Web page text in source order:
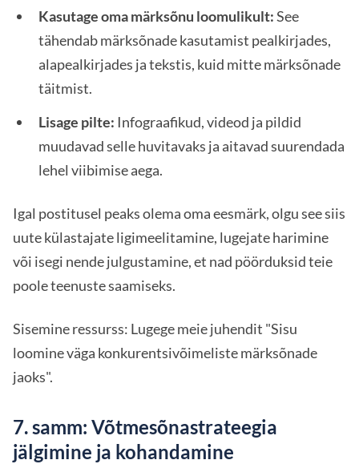
Kasutage oma märksõnu loomulikult:See
tähendab märksõnade kasutamist pealkirjades,
alapealkirjades ja tekstis, kuid mitte märksõnade
täitmist.
Lisage pilte: Infograafikud, videod ja pildid
muudavad selle huvitavaks ja aitavad suurendada
lehel viibimise aega.
Igal postitusel peaks olema oma eesmärk, olgu see siis
uute külastajate ligimeelitamine, lugejate harimine
või isegi nende julgustamine, et nad pöörduksid teie
poole teenuste saamiseks.
Sisemine ressurss: Lugege meie juhendit "Sisu
loomine väga konkurentsivõimeliste märksõnade
jaoks".
7. samm: Võtmesõnastrateegia
jälgimine ja kohandamine